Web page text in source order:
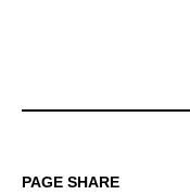
PAGE SHARE